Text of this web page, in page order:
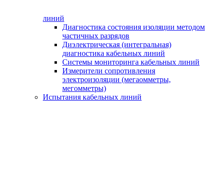
линий
Диагностика состояния изоляции методом
частичных разрядов
Диэлектрическая (интегральная)
диагностика кабельных линий
Системы мониторинга кабельных линий
Измерители сопротивления
электроизоляции (мегаомметры,
мегомметры)
Испытания кабельных линий